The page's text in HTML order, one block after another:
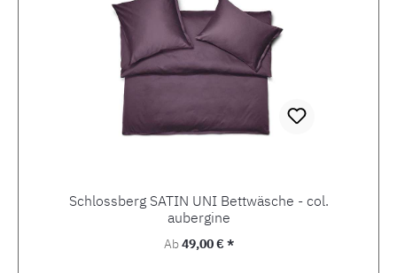
Schlossberg SATIN UNI Bettwäsche - col.
aubergine
Regulärer Preis:
Ab49,00 € *